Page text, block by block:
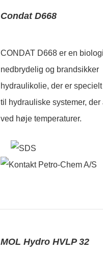
Condat D668
CONDAT D668 er en
nedbrydelig og brandsikker
hydraulikolie, der er
til hydrauliske systemer, der
ved høje temperaturer.
MOL Hydro HVLP 32